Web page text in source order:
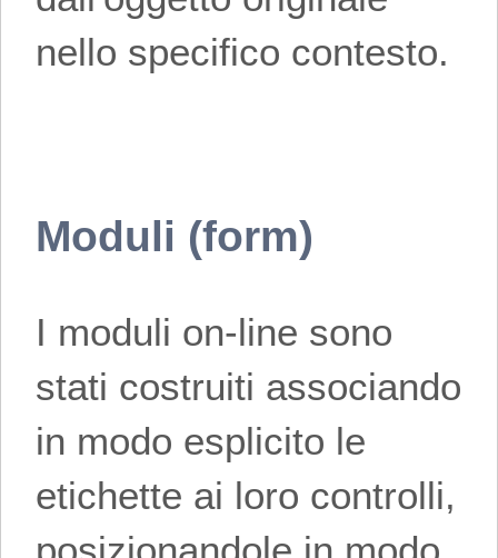
nello specifico contesto.
Moduli (form)
I moduli on-line sono
stati costruiti associando
in modo esplicito le
etichette ai loro controlli,
posizionandole in modo